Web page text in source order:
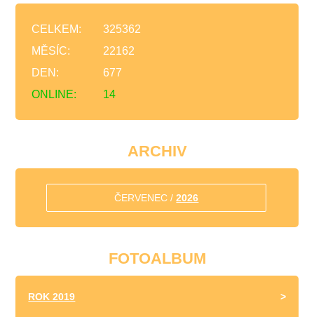
ONLINE: 14
CELKEM:
325362
MĚSÍC:
22162
DEN:
677
ARCHIV
ČERVENEC /2026
FOTOALBUM
ROK 2019